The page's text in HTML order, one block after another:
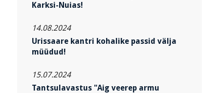
Karksi-Nuias!
14.08.2024
Urissaare kantri kohalike passid välja
müüdud!
15.07.2024
Tantsulavastus "Aig veerep armu